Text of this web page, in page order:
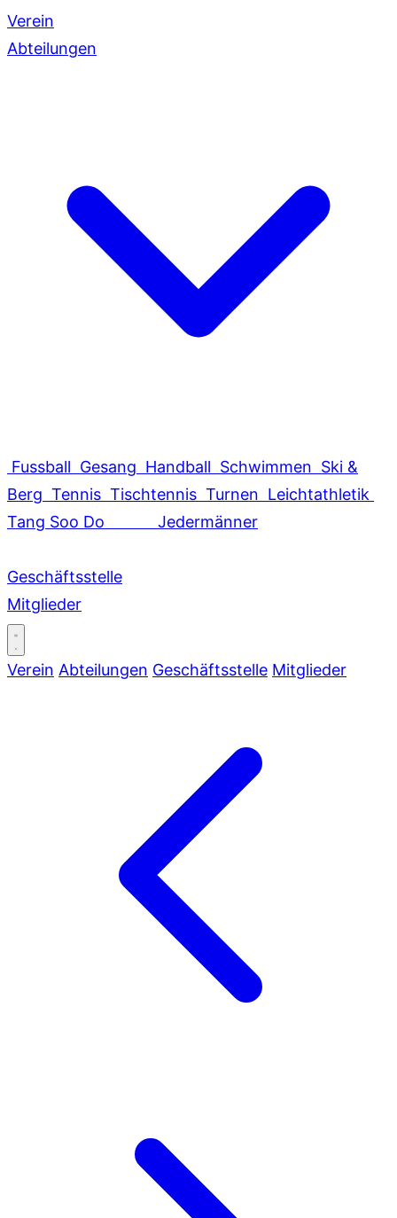
Verein
Abteilungen
Fussball Gesang Handball Schwimmen Ski &
Berg Tennis Tischtennis Turnen Leichtathletik
Tang Soo Do
Jedermänner
Geschäftsstelle
Mitglieder
Verein Abteilungen Geschäftsstelle Mitglieder